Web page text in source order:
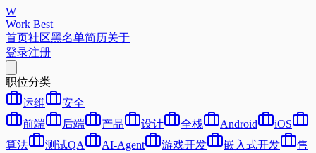
W
Work Best
首页社区黑名单简历关于
登录注册
职位分类
运维
安全
前端
后端 产品 设计 全栈 Android
iOS
算法
测试QA AI-Agent 游戏开发 嵌入式开发
售